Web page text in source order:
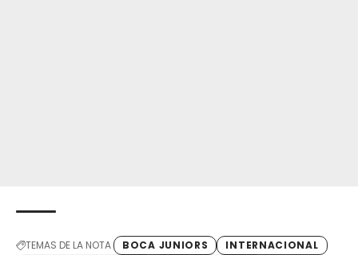
TEMAS DE LA NOTA BOCA JUNIORS
INTERNACIONAL